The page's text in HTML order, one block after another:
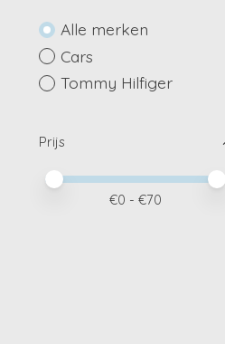
Alle merken
Cars
Tommy Hilfiger
Prijs
Minimale prijswaarde
Price maximum value
€0 - €70